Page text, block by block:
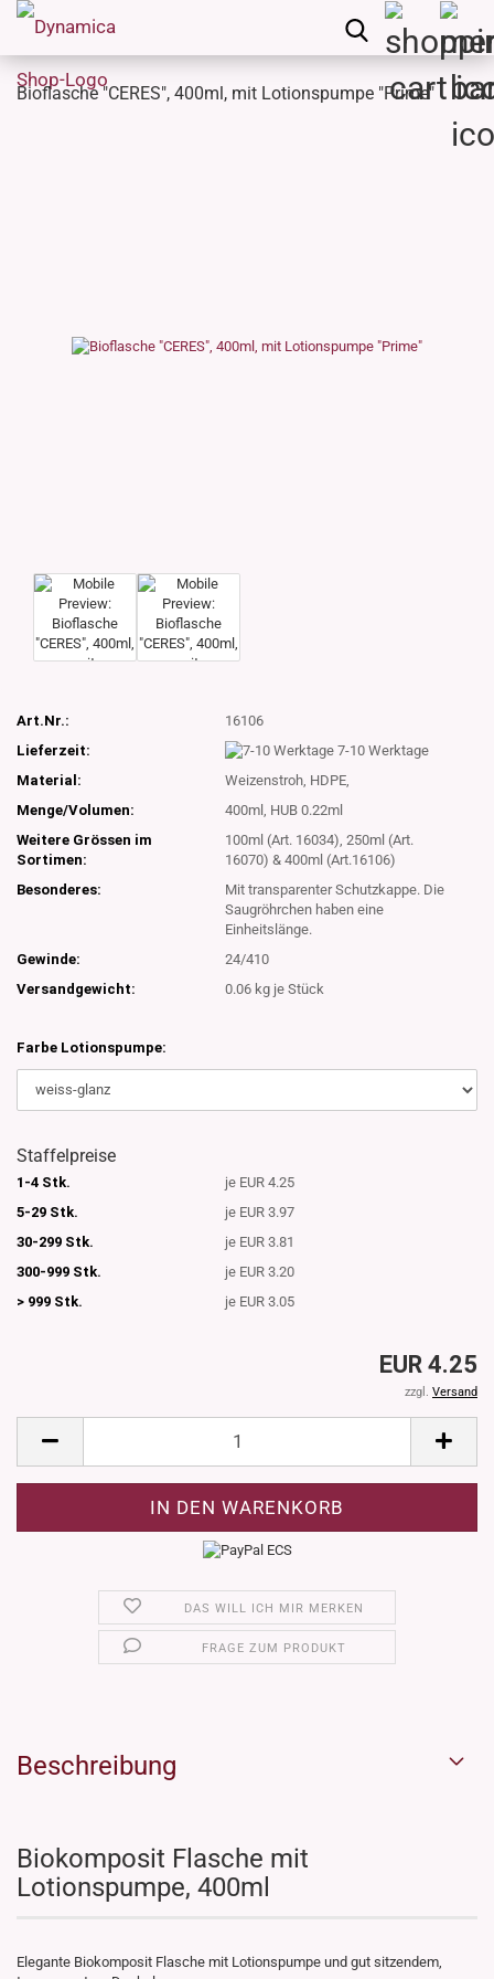
Bioflasche "CERES", 400ml, mit Lotionspumpe "Prime"
Art.Nr.:
16106
Lieferzeit:
7-10 Werktage
Material:
Weizenstroh, HDPE,
Menge/Volumen:
400ml, HUB 0.22ml
Weitere Grössen im
Sortimen:
100ml (Art. 16034), 250ml (Art.
16070) & 400ml (Art.16106)
Besonderes:
Mit transparenter Schutzkappe. Die
Saugröhrchen haben eine
Einheitslänge.
Gewinde:
24/410
Versandgewicht:
0.06 kg je Stück
Farbe Lotionspumpe:
Staffelpreise
1-4 Stk.
je EUR 4.25
5-29 Stk.
je EUR 3.97
30-299 Stk.
je EUR 3.81
300-999 Stk.
je EUR 3.20
> 999 Stk.
je EUR 3.05
EUR 4.25
zzgl. Versand
DAS WILL ICH MIR MERKEN
FRAGE ZUM PRODUKT
Beschreibung
Biokomposit Flasche mit
Lotionspumpe, 400ml
Elegante Biokomposit Flasche mit Lotionspumpe und gut sitzendem,